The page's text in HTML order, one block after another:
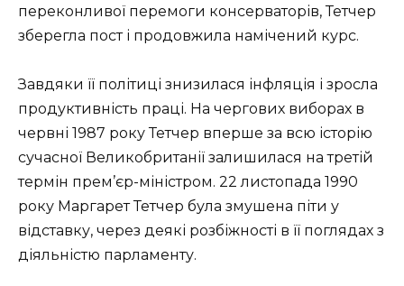
переконливої перемоги консерваторів, Тетчер
зберегла пост і продовжила намічений курс.
Завдяки її політиці знизилася інфляція і зросла
продуктивність праці. На чергових виборах в
червні 1987 року Тетчер вперше за всю історію
сучасної Великобританії залишилася на третій
термін прем’єр-міністром. 22 листопада 1990
року Маргарет Тетчер була змушена піти у
відставку, через деякі розбіжності в її поглядах з
діяльністю парламенту.